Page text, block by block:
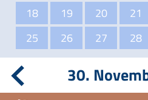
18
19 20 21
25
26 27 28
30.